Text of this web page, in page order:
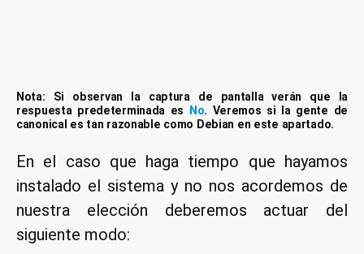
Nota: Si observan la captura de pantalla verán que la
respuesta predeterminada es
No. Veremos si la gente de
canonical es tan razonable como Debian en este apartado.
En el caso que haga tiempo que hayamos
instalado el sistema y no nos acordemos de
nuestra elección deberemos actuar del
siguiente modo: